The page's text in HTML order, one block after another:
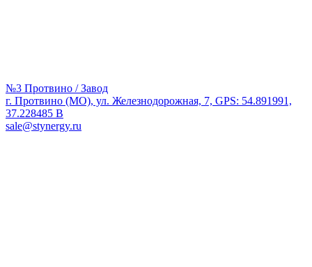
№3 Протвино / Завод
г. Протвино (МО), ул. Железнодорожная, 7, GPS: 54.891991,
37.228485 В
sale@stynergy.ru